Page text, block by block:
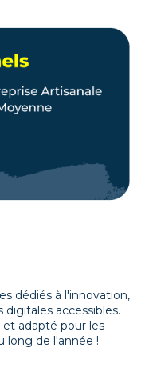
dédiés à l'innovation,
accessibles.
adapté pour les
long de l'année !